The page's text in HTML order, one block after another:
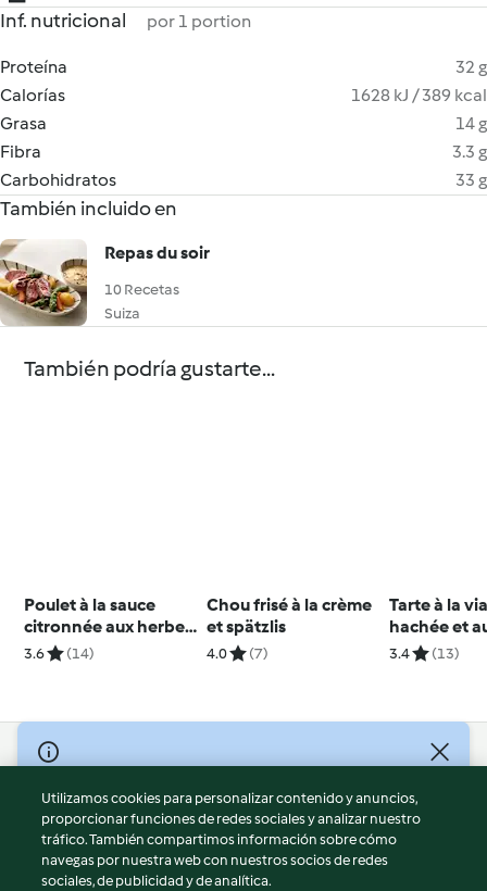
Inf. nutricional por 1 portion
Proteína
32 g
Calorías
1628 kJ / 389 kcal
Grasa
14 g
Fibra
3.3 g
Carbohidratos
33 g
También incluido en
Repas du soir
10 Recetas
Suiza
También podría gustarte...
Poulet à la sauce
citronnée aux herbes
et riz
3.6 (14)
Chou frisé à la crème
et spätzlis
4.0 (7)
Tarte à la
hachée et
carottes
3.4 (13)
© Copyright 2026
Términos de uso
Política de privacidad
Aviso legal
Utilizamos cookies para personalizar contenido y anuncios,
proporcionar funciones de redes sociales y analizar nuestro
tráfico. También compartimos información sobre cómo
navegas por nuestra web con nuestros socios de redes
sociales, de publicidad y de analítica.